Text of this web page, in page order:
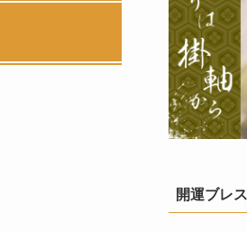
開運ブレ